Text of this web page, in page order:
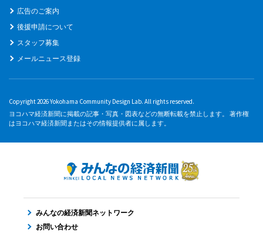
広告のご案内
後援申請について
スタッフ募集
メールニュース登録
Copyright 2026 Yokohama Community Design Lab. All rights reserved.
ヨコハマ経済新聞に掲載の記事・写真・図表などの無断転載を禁止します。 著作権
はヨコハマ経済新聞またはその情報提供者に属します。
みんなの経済新聞ネットワーク
お問い合わせ